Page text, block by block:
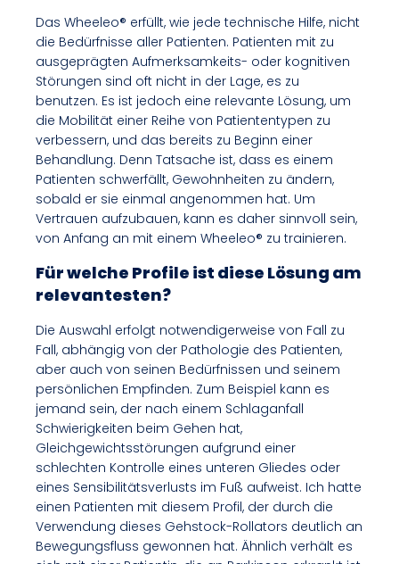
Das Wheeleo® erfüllt, wie jede technische Hilfe, nicht
die Bedürfnisse aller Patienten. Patienten mit zu
ausgeprägten Aufmerksamkeits- oder kognitiven
Störungen sind oft nicht in der Lage, es zu
benutzen. Es ist jedoch eine relevante Lösung, um
die Mobilität einer Reihe von Patiententypen zu
verbessern, und das bereits zu Beginn einer
Behandlung. Denn Tatsache ist, dass es einem
Patienten schwerfällt, Gewohnheiten zu ändern,
sobald er sie einmal angenommen hat. Um
Vertrauen aufzubauen, kann es daher sinnvoll sein,
von Anfang an mit einem Wheeleo® zu trainieren.
Für welche Profile ist diese Lösung am
relevantesten?
Die Auswahl erfolgt notwendigerweise von Fall zu
Fall, abhängig von der Pathologie des Patienten,
aber auch von seinen Bedürfnissen und seinem
persönlichen Empfinden. Zum Beispiel kann es
jemand sein, der nach einem Schlaganfall
Schwierigkeiten beim Gehen hat,
Gleichgewichtsstörungen aufgrund einer
schlechten Kontrolle eines unteren Gliedes oder
eines Sensibilitätsverlusts im Fuß aufweist. Ich hatte
einen Patienten mit diesem Profil, der durch die
Verwendung dieses Gehstock-Rollators deutlich an
Bewegungsfluss gewonnen hat. Ähnlich verhält es